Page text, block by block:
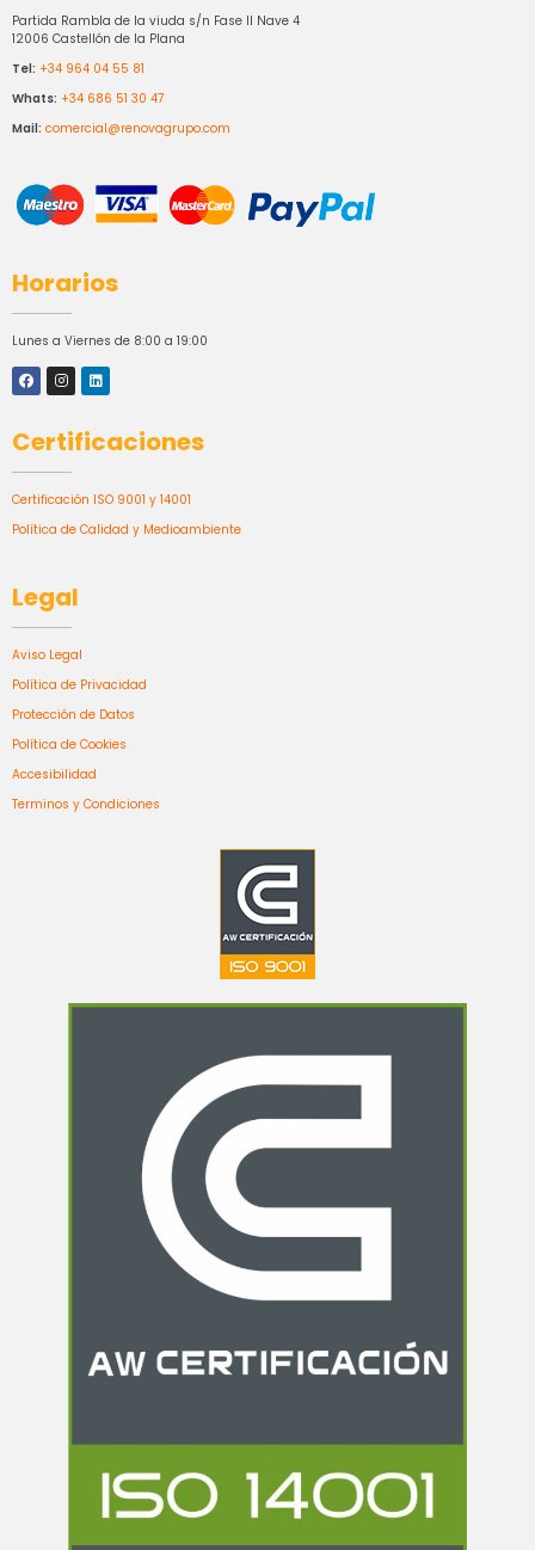
Partida Rambla de la viuda s/n Fase II Nave 4
12006 Castellón de la Plana
Tel: +34 964 04 55 81
Whats: +34 686 51 30 47
Mail: comercial@renovagrupo.com
Horarios
Lunes a Viernes de 8:00 a 19:00
Certificaciones
Certificación ISO 9001 y 14001
Política de Calidad y Medioambiente
Legal
Aviso Legal
Política de Privacidad
Protección de Datos
Política de Cookies
Accesibilidad
Terminos y Condiciones